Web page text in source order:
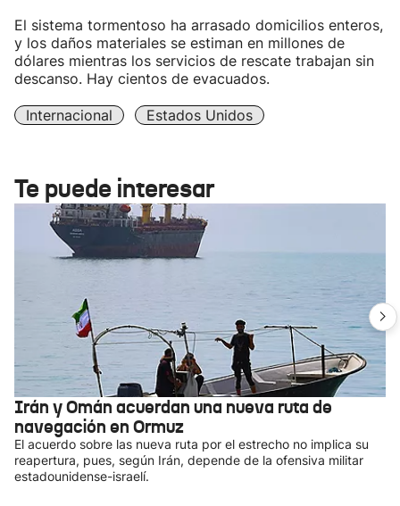
El sistema tormentoso ha arrasado domicilios enteros,
y los daños materiales se estiman en millones de
dólares mientras los servicios de rescate trabajan sin
descanso. Hay cientos de evacuados.
Internacional Estados Unidos
Te puede interesar
Irán y Omán acuerdan una nueva ruta de
navegación en Ormuz
El acuerdo sobre las nueva ruta por el estrecho no implica su
reapertura, pues, según Irán, depende de la ofensiva militar
estadounidense-israelí.